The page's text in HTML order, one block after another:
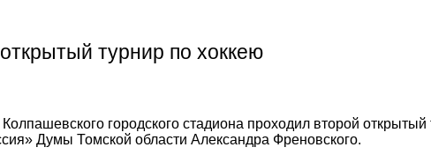
турнир по хоккею
городского стадиона проходил второй открытый
Думы Томской области Александра Френовского.